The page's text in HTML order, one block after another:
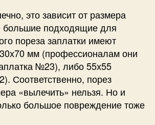
это зависит от размера
подходящие для
пореза заплатки имеют
мм (профессионалам они
№23), либо 55х55
Соответственно, порез
«вылечить» нельзя. Но и
большое повреждение тоже